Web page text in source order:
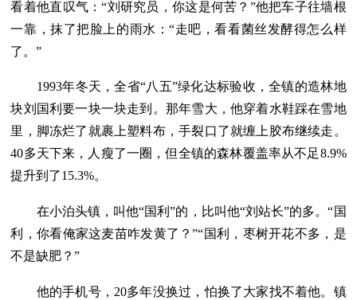
看着他直叹气：“刘研究员，你这是何苦？”他把车子往墙根
一靠，抹了把脸上的雨水：“走吧，看看菌丝发酵得怎么样
了。”
1993年冬天，全省“八五”绿化达标验收，全镇的造林地
块刘国利要一块一块走到。那年雪大，他穿着水鞋踩在雪地
里，脚冻烂了就裹上塑料布，手裂口了就缠上胶布继续走。
40多天下来，人瘦了一圈，但全镇的森林覆盖率从不足8.9%
提升到了15.3%。
在小泊头镇，叫他“国利”的，比叫他“刘站长”的多。“国
利，你看俺家这麦苗咋发黄了？”“国利，枣树开花不多，是
不是缺肥？”
他的手机号，20多年没换过，怕换了大家找不着他。镇